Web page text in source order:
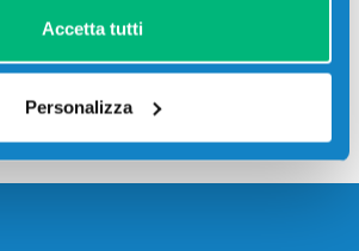
Accetta tutti
Personalizza